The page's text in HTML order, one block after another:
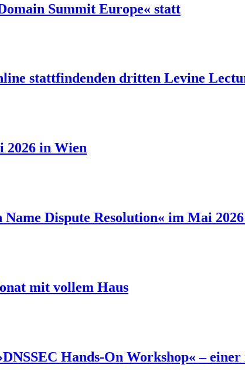
Summit Europe« statt
stattfindenden dritten Levine
2026 in Wien
Dispute Resolution« im Mai
mit vollem Haus
Hands-On Workshop« – einer